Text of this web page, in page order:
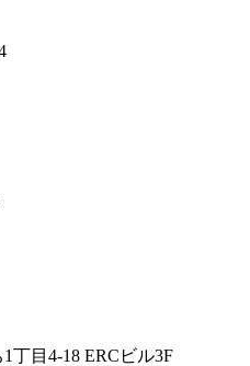
丁目4-18 ERCビル3F